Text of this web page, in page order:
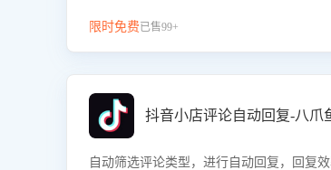
限时免费已售99+
抖音小店评论自动回复-八爪
自动筛选评论类型，进行自动回复，回复